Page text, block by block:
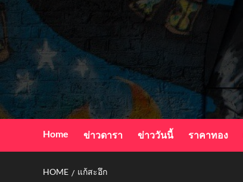
to
content
Home ข่าวดารา ข่าววันนี้ ราคาทอง
HOME แก้สะอึก